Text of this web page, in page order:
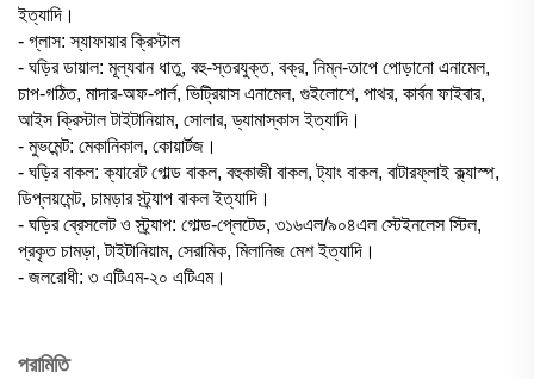
ইত্যাদি।
- গ্লাস: স্যাফায়ার ক্রিস্টাল
- ঘড়ির ডায়াল: মূল্যবান ধাতু, বহু-স্তরযুক্ত, বক্র, নিম্ন-তাপে পোড়ানো এনামেল,
চাপ-গঠিত, মাদার-অফ-পার্ল, ভিট্রিয়াস এনামেল, গুইলোশে, পাথর, কার্বন ফাইবার,
আইস ক্রিস্টাল টাইটানিয়াম, সোলার, ড্যামাস্কাস ইত্যাদি।
- মুভমেন্ট: মেকানিকাল, কোয়ার্টজ।
- ঘড়ির বাকল: ক্যারেট গোল্ড বাকল, বহুকাজী বাকল, ট্যাং বাকল, বাটারফ্লাই ক্ল্যাস্প,
ডিপ্লয়মেন্ট, চামড়ার স্ট্র্যাপ বাকল ইত্যাদি।
- ঘড়ির ব্রেসলেট ও স্ট্র্যাপ: গোল্ড-প্লেটেড, ৩১৬এল/৯০৪এল স্টেইনলেস স্টিল,
প্রকৃত চামড়া, টাইটানিয়াম, সেরামিক, মিলানিজ মেশ ইত্যাদি।
- জলরোধী: ৩ এটিএম-২০ এটিএম।
পরামিতি